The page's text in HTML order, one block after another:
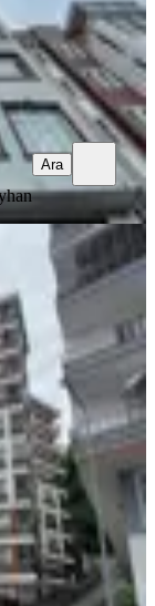
Ara
Mah. Lux